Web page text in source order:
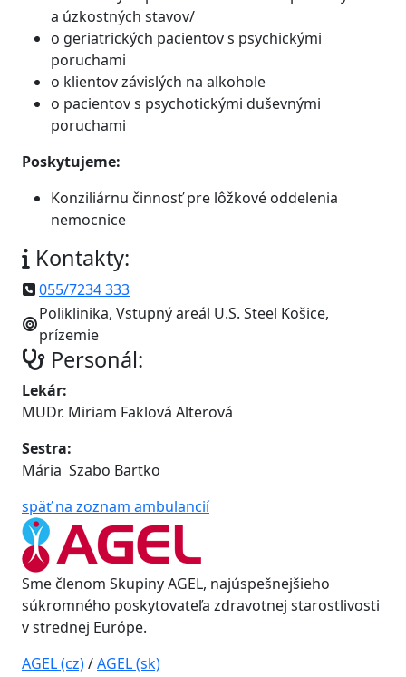
a úzkostných stavov/
o geriatrických pacientov s psychickými
poruchami
o klientov závislých na alkohole
o pacientov s psychotickými duševnými
poruchami
Poskytujeme:
Konziliárnu činnosť pre lôžkové oddelenia
nemocnice
Kontakty:
055/7234 333
Poliklinika, Vstupný areál U.S. Steel Košice,
prízemie
Personál:
Lekár:
MUDr. Miriam Faklová Alterová
Sestra:
Mária Szabo Bartko
späť na zoznam ambulancií
Sme členom Skupiny AGEL, najúspešnejšieho
súkromného poskytovateľa zdravotnej starostlivosti
v strednej Európe.
AGEL (cz)/AGEL (sk)